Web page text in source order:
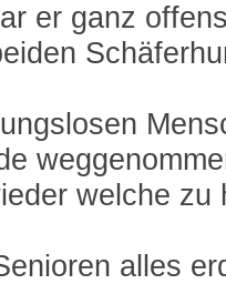
er ganz
welche zu
alles